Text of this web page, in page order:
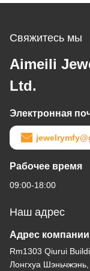
Свяжитесь мы
Aimeili
Ltd.
Электронная
Рабочее время
09:00-18:00
Наш адрес
Адрес компании
Rm1303 Qiurui
Лонгхуа